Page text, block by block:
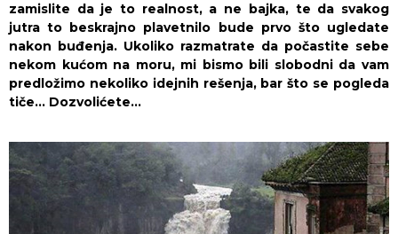
zamislite da je to realnost, a ne bajka, te da svakog
jutra to beskrajno plavetnilo bude prvo što ugledate
nakon buđenja. Ukoliko razmatrate da počastite sebe
nekom kućom na moru, mi bismo bili slobodni da vam
predložimo nekoliko idejnih rešenja, bar što se pogleda
tiče… Dozvolićete…